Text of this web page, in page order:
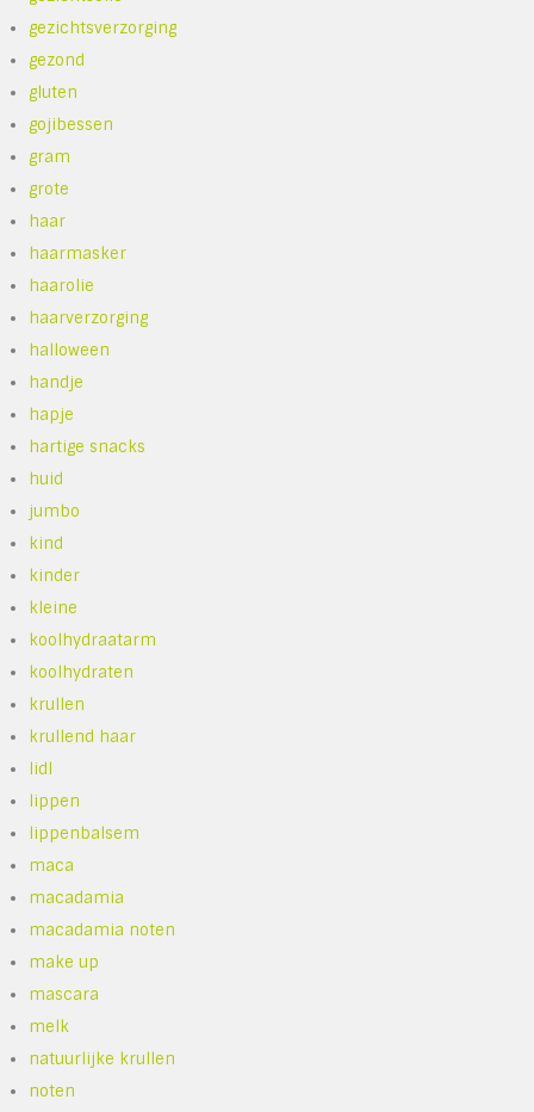
gezichtsverzorging
gezond
gluten
gojibessen
gram
grote
haar
haarmasker
haarolie
haarverzorging
halloween
handje
hapje
hartige snacks
huid
jumbo
kind
kinder
kleine
koolhydraatarm
koolhydraten
krullen
krullend haar
lidl
lippen
lippenbalsem
maca
macadamia
macadamia noten
make up
mascara
melk
natuurlijke krullen
noten